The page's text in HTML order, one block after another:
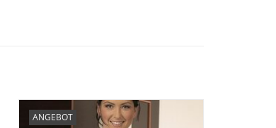
pflegeleicht
ANGEBOT
Angebot-Reduziert - Schöner eleganter
Damen Pyjama Größe 38 - Celine 1/1 8367